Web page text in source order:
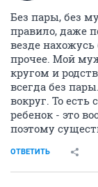
Без пары, без
правило, даже
везде
прочее. Мой
кругом и
всегда без
вокруг. То есть
ребенок - это
поэтому
ОТВЕТИТЬ